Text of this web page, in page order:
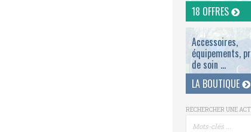
18 OFFRES
Accessoires,
équipements,
de soin ...
LA BOUTIQUE
RECHERCHER UNE